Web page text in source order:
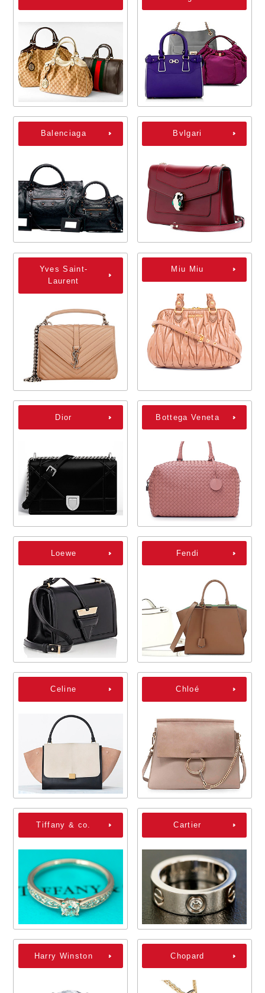
Balenciaga Bvlgari
Yves Saint-
Laurent
Miu Miu
Dior Bottega Veneta
Loewe Fendi
Celine Chloé
Tiffany & co. Cartier
Harry Winston Chopard